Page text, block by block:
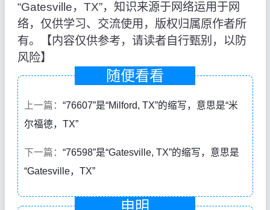
“Gatesville，TX”，知识来源于网络运用于网
络，仅供学习、交流使用，版权归属原作者所
有。【内容仅供参考，请读者自行甄别，以防
风险】
随便看看
上一篇： “76607”是“Milford, TX”的缩写，意思是“米
尔福德，TX”
下一篇： “76598”是“Gatesville, TX”的缩写，意思是
“Gatesville，TX”
申明